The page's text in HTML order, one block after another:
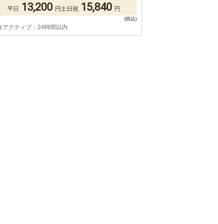
平日 13,200 円土日祝 15,840 円
アクティブ：24時間以内